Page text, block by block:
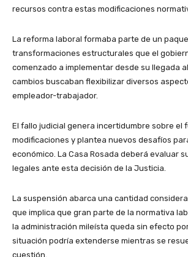
recursos contra estas modificaciones
La reforma laboral formaba parte de un
transformaciones estructurales que el
comenzado a implementar desde su llegada
cambios buscaban flexibilizar diversos
empleador-trabajador.
El fallo judicial genera incertidumbre sobre el
modificaciones y plantea nuevos desafíos
económico. La Casa Rosada deberá evaluar
legales ante esta decisión de la Justicia.
La suspensión abarca una cantidad
que implica que gran parte de la normativa
la administración mileísta queda sin efecto
situación podría extenderse mientras se
cuestión.